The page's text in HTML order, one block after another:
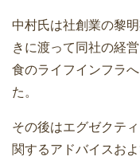
中村氏は社創業の黎
きに渡って同社の経
食のライフインフラ
た。
その後はエグゼクテ
関するアドバイスお